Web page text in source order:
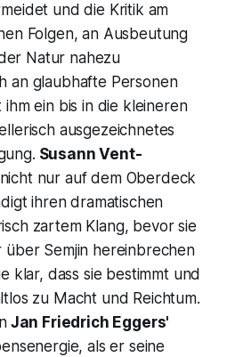
und die Kritik am
Folgen, an Ausbeutung
Natur nahezu
an glaubhafte Personen
ein bis in die kleineren
ausgezeichnetes
Susann Vent-
nur auf dem Oberdeck
ihren dramatischen
zartem Klang, bevor sie
Semjin hereinbrechen
klar, dass sie bestimmt und
zu Macht und Reichtum.
Jan Friedrich Eggers'
als er seine